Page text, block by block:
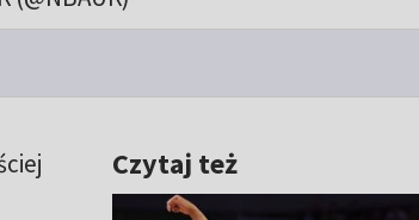
Czytaj też